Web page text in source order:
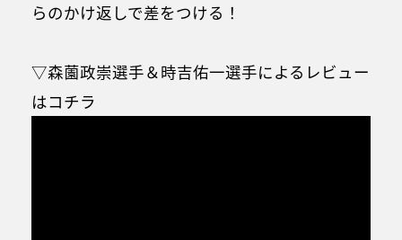
らのかけ返しで差をつける！
▽森薗政崇選手＆時吉佑一選手によるレビュー
はコチラ